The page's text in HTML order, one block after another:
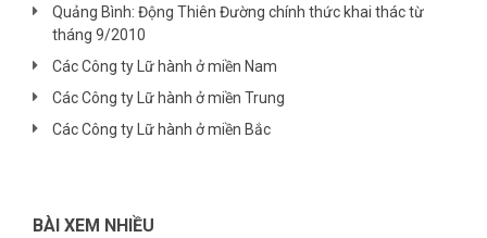
Quảng Bình: Động Thiên Đường chính thức khai thác từ
tháng 9/2010
Các Công ty Lữ hành ở miền Nam
Các Công ty Lữ hành ở miền Trung
Các Công ty Lữ hành ở miền Bắc
BÀI XEM NHIỀU